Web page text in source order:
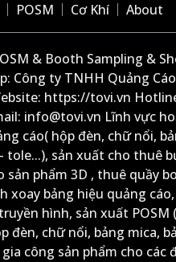
POSM Cơ Khí About
& Booth Sampling &
Công ty TNHH Quảng
https://tovi.vn
info@tovi.vn Lĩnh vực
cáo( hộp đèn, chữ nổi,
tole...), sản xuất cho thuê
phẩm 3D , thuê quầy
xoay bảng hiệu quảng
hình, sản xuất POSM
đèn, chữ nổi, bảng mica,
công sản phẩm cho các